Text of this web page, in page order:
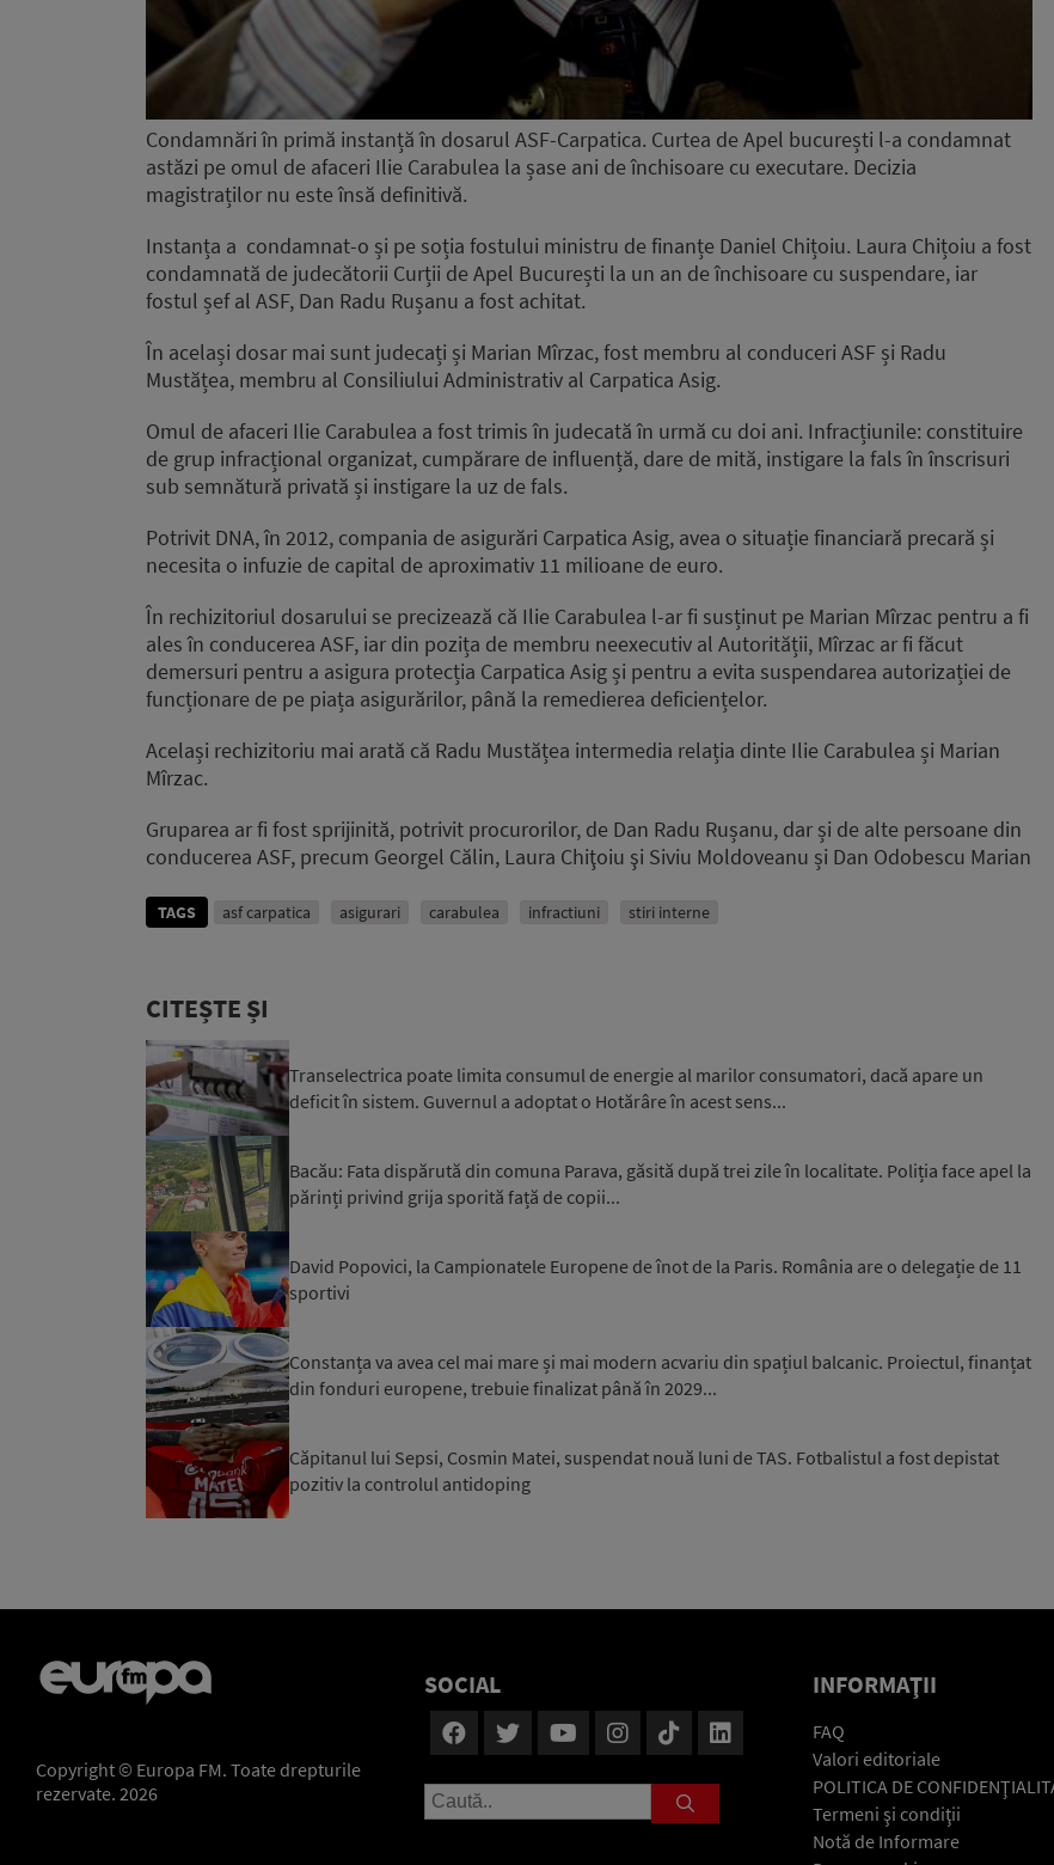
Condamnări în primă instanță în dosarul ASF-Carpatica. Curtea de Apel bucurești l-a condamnat
astăzi pe omul de afaceri Ilie Carabulea la șase ani de închisoare cu executare. Decizia
magistraților nu este însă definitivă.
Instanța a condamnat-o și pe soția fostului ministru de finanțe Daniel Chițoiu. Laura Chițoiu a fost
condamnată de judecătorii Curții de Apel București la un an de închisoare cu suspendare, iar
fostul șef al ASF, Dan Radu Rușanu a fost achitat.
În același dosar mai sunt judecați și Marian Mîrzac, fost membru al conduceri ASF și Radu
Mustățea, membru al Consiliului Administrativ al Carpatica Asig.
Omul de afaceri Ilie Carabulea a fost trimis în judecată în urmă cu doi ani. Infracțiunile: constituire
de grup infracțional organizat, cumpărare de influență, dare de mită, instigare la fals în înscrisuri
sub semnătură privată și instigare la uz de fals.
Potrivit DNA, în 2012, compania de asigurări Carpatica Asig, avea o situație financiară precară și
necesita o infuzie de capital de aproximativ 11 milioane de euro.
În rechizitoriul dosarului se precizează că Ilie Carabulea l-ar fi susținut pe Marian Mîrzac pentru a fi
ales în conducerea ASF, iar din pozița de membru neexecutiv al Autorității, Mîrzac ar fi făcut
demersuri pentru a asigura protecția Carpatica Asig și pentru a evita suspendarea autorizației de
funcționare de pe piața asigurărilor, până la remedierea deficiențelor.
Același rechizitoriu mai arată că Radu Mustățea intermedia relația dinte Ilie Carabulea și Marian
Mîrzac.
Gruparea ar fi fost sprijinită, potrivit procurorilor, de Dan Radu Rușanu, dar și de alte persoane din
conducerea ASF, precum Georgel Călin, Laura Chiţoiu şi Siviu Moldoveanu și Dan Odobescu Marian
TAGS asf carpatica asigurari carabulea infractiuni stiri interne
CITEȘTE ȘI
Transelectrica poate limita consumul de energie al marilor consumatori, dacă apare un
deficit în sistem. Guvernul a adoptat o Hotărâre în acest sens...
Bacău: Fata dispărută din comuna Parava, găsită după trei zile în localitate. Poliția face apel la
părinți privind grija sporită față de copii...
David Popovici, la Campionatele Europene de înot de la Paris. România are o delegație de 11
sportivi
Constanța va avea cel mai mare și mai modern acvariu din spațiul balcanic. Proiectul, finanțat
din fonduri europene, trebuie finalizat până în 2029...
Căpitanul lui Sepsi, Cosmin Matei, suspendat nouă luni de TAS. Fotbalistul a fost depistat
pozitiv la controlul antidoping
Copyright © Europa FM. Toate drepturile
rezervate. 2026
SOCIAL INFORMAŢII
FAQ
Valori editoriale
POLITICA DE
Termeni şi condiţii
Notă de Informare